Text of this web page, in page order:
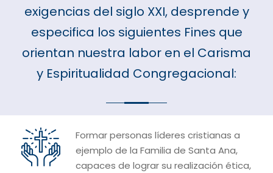
exigencias del siglo XXI, desprende y
especifica los siguientes Fines que
orientan nuestra labor en el Carisma
y Espiritualidad Congregacional:
Formar personas líderes cristianas a
ejemplo de la Familia de Santa Ana,
capaces de lograr su realización ética,